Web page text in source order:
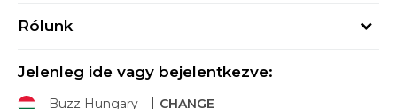
Visszatérítések
Ajándékkártya
Sport & Bonus szabályzata
Rólunk
Buzz márkák
Jelenleg ide vagy bejelentkezve:
Buzz Hungary CHANGE